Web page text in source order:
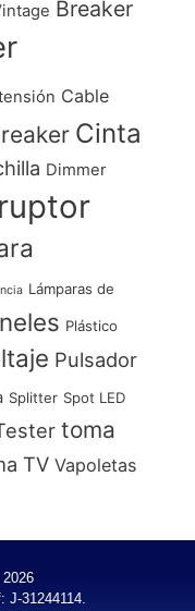
Breaker
Cable
Cinta
Dimmer
Lámparas de
Plástico
Pulsador
Splitter Spot LED
toma
TV Vapoletas
J-31244114.